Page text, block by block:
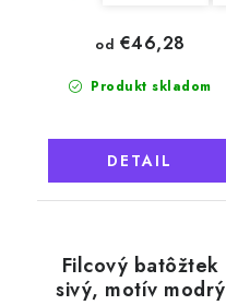
Produkt skladom
od €46,28
DETAIL
Filcový batôžtek
sivý, motív modrý